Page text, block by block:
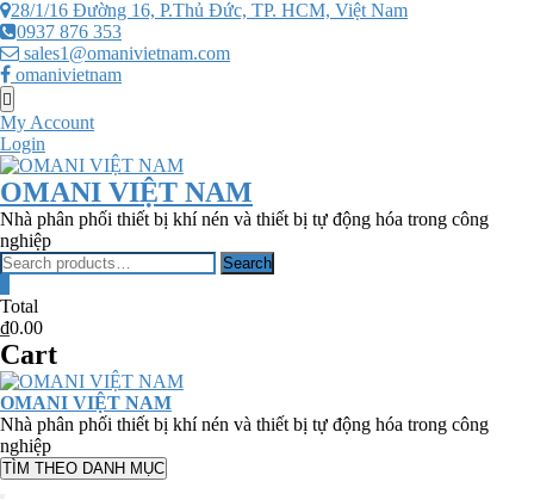
Skip
to
content
28/1/16 Đường 16, P.Thủ Đức, TP. HCM, Việt Nam
0937 876 353
sales1@omanivietnam.com
omanivietnam
Topbar
Menu
My Account
Login
OMANI VIỆT NAM
Nhà phân phối thiết bị khí nén và thiết bị tự động hóa trong công
nghiệp
Search
Search
Total
₫0.00
Cart
OMANI VIỆT NAM
Nhà phân phối thiết bị khí nén và thiết bị tự động hóa trong công
nghiệp
TÌM THEO DANH MỤC